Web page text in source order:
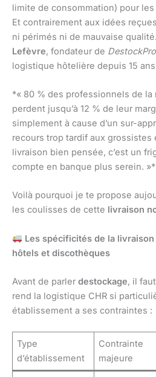
limite de consommation) pour
Et contrairement aux idées
ni périmés ni de mauvaise
Lefèvre, fondateur de
logistique hôtelière depuis 15
*« 80 % des professionnels de
perdent jusqu’à 12 % de leur
simplement à cause d’un sur-
recours trop tardif aux grossistes
livraison bien pensée, c’est un
compte en banque plus serein. »*
Voilà pourquoi je te propose
les coulisses de cette livraison
Les spécificités de la
hôtels et discothèques
Avant de parler destockage, il
rend la logistique CHR si
établissement a ses contraintes :
Type
d’établissement
Contrainte
majeure